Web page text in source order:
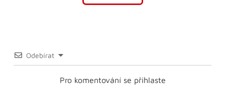
Odebírat
Pro komentování se přihlaste